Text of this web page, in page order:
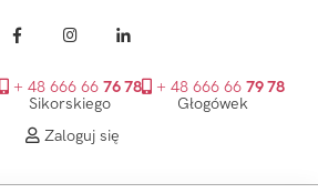
+ 48 666 66 76 78
Sikorskiego
+ 48 666 66 79 78
Głogówek
Zaloguj się